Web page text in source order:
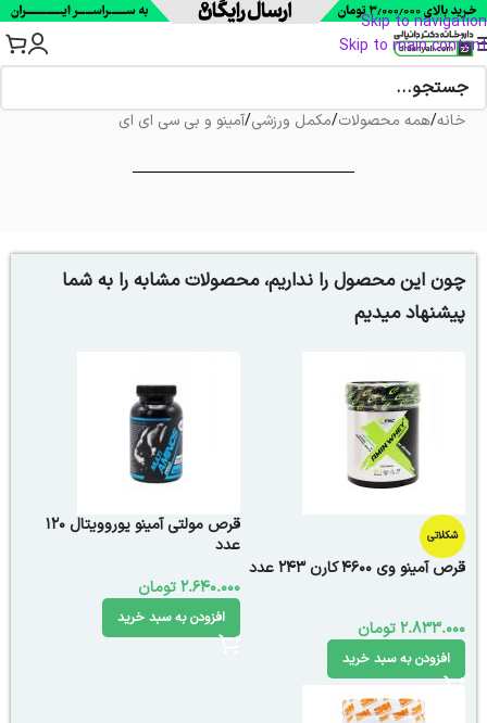
Skip to navigation
Skip to main content
خانه/همه محصولات/مکمل ورزشی/آمینو و بی سی ای ای
چون این محصول را نداریم، محصولات مشابه را به شما
پیشنهاد میدیم
شکلاتی
قرص آمینو وی 4600 کارن 243 عدد
2.833.000تومان
افزودن به سبد خرید
قرص مولتی آمینو یوروویتال 120
عدد
2.640.000تومان
افزودن به سبد خرید